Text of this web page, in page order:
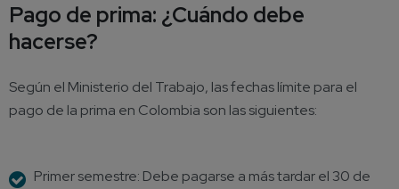
Pago de prima: ¿Cuándo debe
hacerse?
Según el Ministerio del Trabajo, las fechas límite para el
pago de la prima en Colombia son las siguientes:
Primer semestre: Debe pagarse a más tardar el 30 de